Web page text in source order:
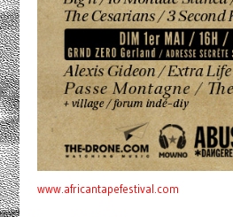
www.africantapefestival.com